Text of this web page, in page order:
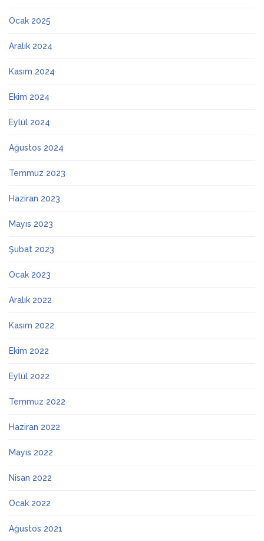
Ocak 2025
Aralık 2024
Kasım 2024
Ekim 2024
Eylül 2024
Ağustos 2024
Temmuz 2023
Haziran 2023
Mayıs 2023
Şubat 2023
Ocak 2023
Aralık 2022
Kasım 2022
Ekim 2022
Eylül 2022
Temmuz 2022
Haziran 2022
Mayıs 2022
Nisan 2022
Ocak 2022
Ağustos 2021